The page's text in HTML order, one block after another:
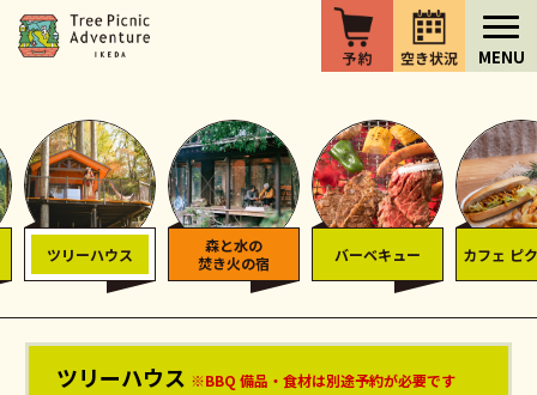
ツリーハウス
森と水の
焚き火の宿
バーベキュー カフェ ピ
ツリーハウス ※BBQ 備品・食材は別途予約が必要です